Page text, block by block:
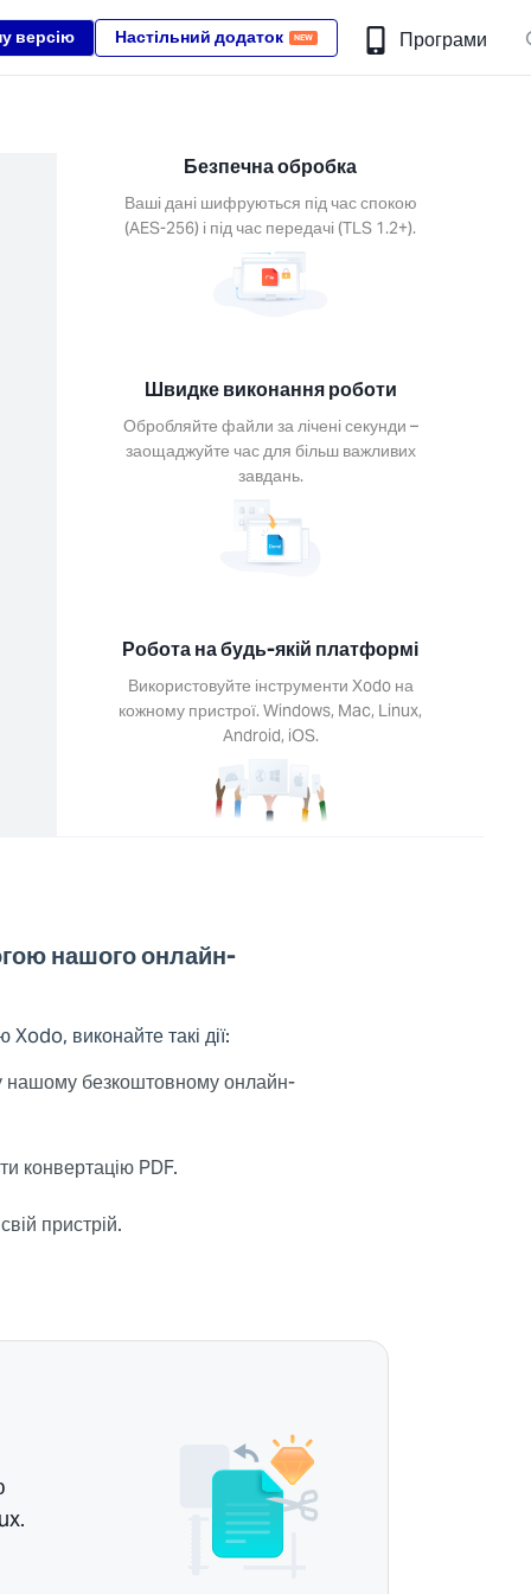
версію Настільний додаток NEW Програми
Безпечна обробка
Ваші дані шифруються під час спокою
(AES-256) і під час передачі (TLS 1.2+).
Швидке виконання роботи
Обробляйте файли за лічені секунди –
заощаджуйте час для більш важливих
завдань.
Робота на будь-якій платформі
Використовуйте інструменти Xodo на
кожному пристрої. Windows, Mac, Linux,
Android, iOS.
нашого онлайн-
виконайте такі дії:
нашому безкоштовному онлайн-
конвертацію PDF.
пристрій.